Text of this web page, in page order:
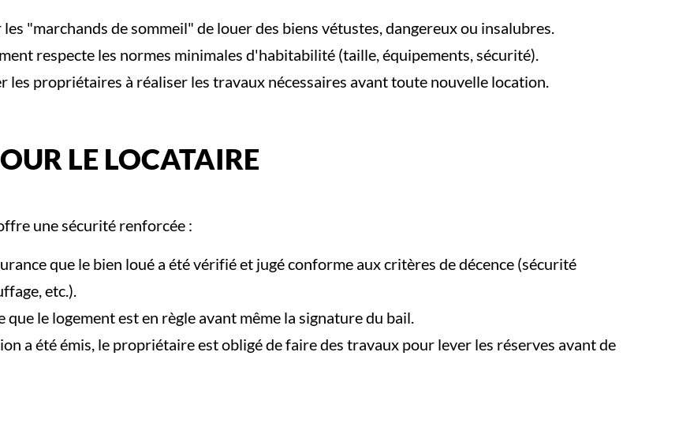
les "marchands de sommeil" de louer des biens vétustes, dangereux ou insalubres.
respecte les normes minimales d'habitabilité (taille, équipements, sécurité).
les propriétaires à réaliser les travaux nécessaires avant toute nouvelle location.
LE LOCATAIRE
une sécurité renforcée :
que le bien loué a été vérifié et jugé conforme aux critères de décence (sécurité
etc.).
que le logement est en règle avant même la signature du bail.
a été émis, le propriétaire est obligé de faire des travaux pour lever les réserves avant de